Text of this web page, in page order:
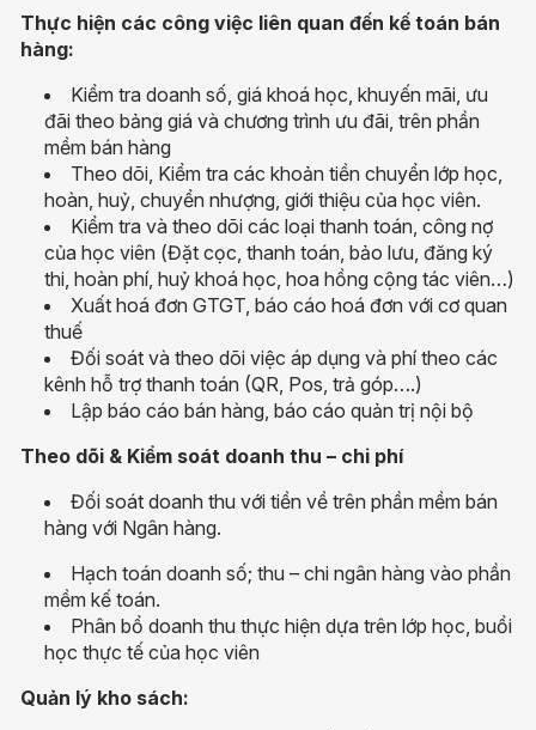
Thực hiện các công việc liên quan đến kế toán bán
hàng:
Kiểm tra doanh số, giá khoá học, khuyến mãi, ưu
đãi theo bảng giá và chương trình ưu đãi, trên phần
mềm bán hàng
Theo dõi, Kiểm tra các khoản tiền chuyển lớp học,
hoàn, huỷ, chuyển nhượng, giới thiệu của học viên.
Kiểm tra và theo dõi các loại thanh toán, công nợ
của học viên (Đặt cọc, thanh toán, bảo lưu, đăng ký
thi, hoàn phí, huỷ khoá học, hoa hồng cộng tác viên…)
Xuất hoá đơn GTGT, báo cáo hoá đơn với cơ quan
thuế
Đối soát và theo dõi việc áp dụng và phí theo các
kênh hỗ trợ thanh toán (QR, Pos, trả góp….)
Lập báo cáo bán hàng, báo cáo quản trị nội bộ
Theo dõi & Kiểm soát doanh thu – chi phí
Đối soát doanh thu với tiền về trên phần mềm bán
hàng với Ngân hàng.
Hạch toán doanh số; thu – chi ngân hàng vào phần
mềm kế toán.
Phân bổ doanh thu thực hiện dựa trên lớp học, buổi
học thực tế của học viên
Quản lý kho sách: